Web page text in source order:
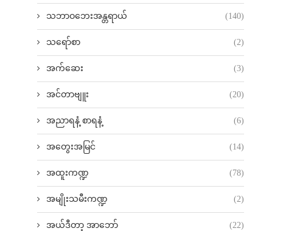
သဘာဝဘေးအန္တရာယ် (140)
သရော်စာ (2)
အက်ဆေး (3)
အင်တာဗျူး (20)
အညာရနံ့ စာရနံ့ (6)
အတွေးအမြင် (14)
အထူးကဏ္ဍ (78)
အမျိုးသမီးကဏ္ဍ (2)
အယ်ဒီတာ့ အာဘော် (22)